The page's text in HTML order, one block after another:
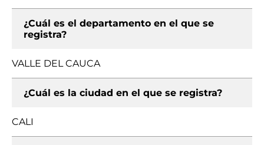
¿Cuál es el departamento en el que se
registra?
VALLE DEL CAUCA
¿Cuál es la ciudad en el que se registra?
CALI